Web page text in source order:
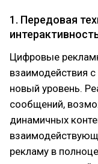
1. Передовая
Цифровые
взаимодействия
новый уровень.
сообщений,
динамичных
рекламу в